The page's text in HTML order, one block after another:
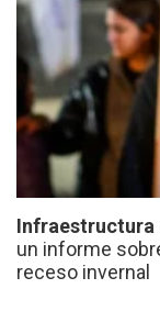
Infraestructura
un informe
receso invernal